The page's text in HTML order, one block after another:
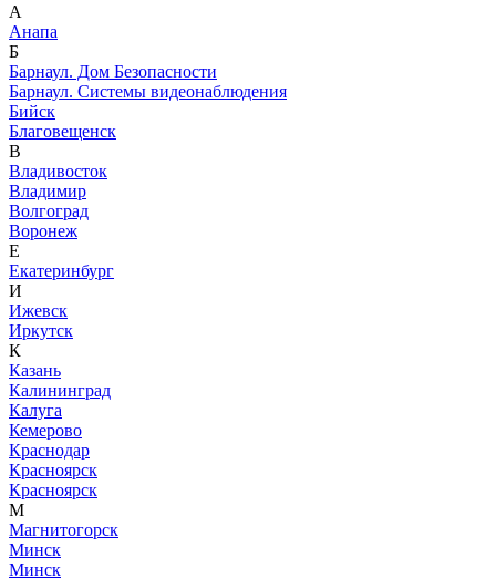
А
Анапа
Б
Барнаул. Дом Безопасности
Барнаул. Системы видеонаблюдения
Бийск
Благовещенск
В
Владивосток
Владимир
Волгоград
Воронеж
Е
Екатеринбург
И
Ижевск
Иркутск
К
Казань
Калининград
Калуга
Кемерово
Краснодар
Красноярск
Красноярск
М
Магнитогорск
Минск
Минск